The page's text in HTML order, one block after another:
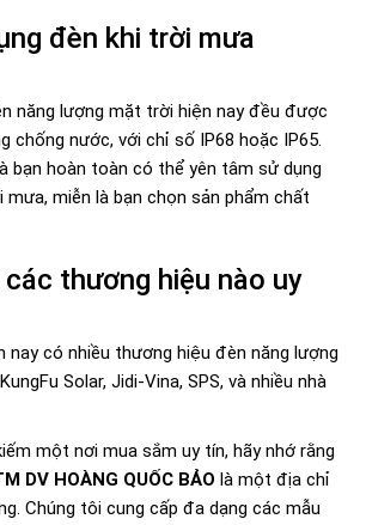
đèn khi trời mưa
năng lượng mặt trời hiện nay đều được
chống nước, với chỉ số IP68 hoặc IP65.
bạn hoàn toàn có thể yên tâm sử dụng
mưa, miễn là bạn chọn sản phẩm chất
thương hiệu nào uy
nay có nhiều thương hiệu đèn năng lượng
Solar, Jidi-Vina, SPS, và nhiều nhà
một nơi mua sắm uy tín, hãy nhớ rằng
DV HOÀNG QUỐC BẢO là một địa chỉ
Chúng tôi cung cấp đa dạng các mẫu